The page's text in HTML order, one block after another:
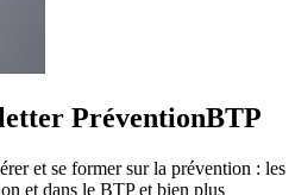
PréventionBTP
et se former sur la prévention : les
et dans le BTP et bien plus